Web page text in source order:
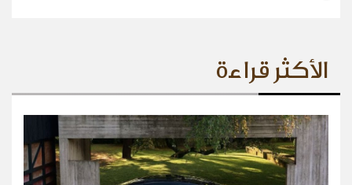
الأكثر قراءة